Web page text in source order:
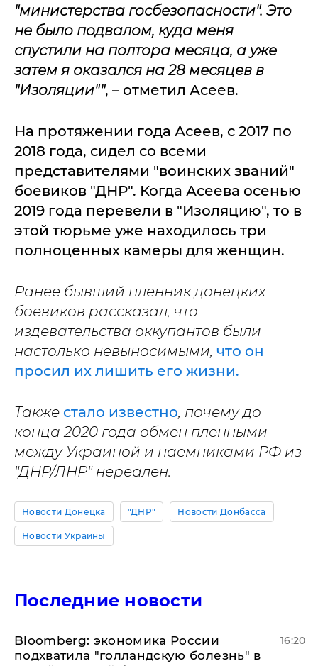
"министерства госбезопасности". Это
не было подвалом, куда меня
спустили на полтора месяца, а уже
затем я оказался на 28 месяцев в
"Изоляции"", – отметил Асеев.
На протяжении года Асеев, с 2017 по
2018 года, сидел со всеми
представителями "воинских званий"
боевиков "ДНР". Когда Асеева осенью
2019 года перевели в "Изоляцию", то в
этой тюрьме уже находилось три
полноценных камеры для женщин.
Ранее бывший пленник донецких
боевиков рассказал, что
издевательства оккупантов были
настолько невыносимыми, что он
просил их лишить его жизни.
Также стало известно, почему до
конца 2020 года обмен пленными
между Украиной и наемниками РФ из
"ДНР/ЛНР" нереален.
Новости Донецка "ДНР" Новости Донбасса
Новости Украины
Последние новости
Bloomberg: экономика России
подхватила "голландскую болезнь" в
16:20